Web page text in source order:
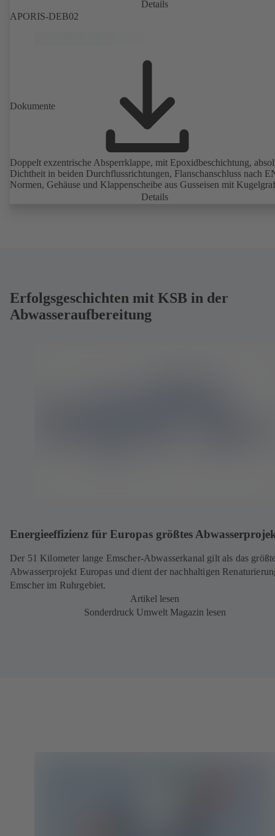
Details
APORIS-DEB02
Dokumente
Doppelt exzentrische Absperrklappe, mit Epoxidbeschichtung,
Dichtheit in beiden Durchflussrichtungen, Flanschanschluss nach
Normen, Gehäuse und Klappenscheibe aus Gusseisen mit
Details
Erfolgsgeschichten mit KSB in der
Abwasseraufbereitung
Energieeffizienz für Europas größtes
Der 51 Kilometer lange Emscher-Abwasserkanal gilt als das
Abwasserprojekt Europas und dient der nachhaltigen
Emscher im Ruhrgebiet.
Artikel lesen
Sonderdruck Umwelt Magazin lesen